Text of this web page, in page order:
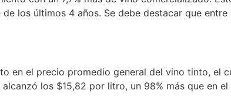
los últimos 4 años. Se debe destacar que
en el precio promedio general del vino tinto, el
los $15,82 por litro, un 98% más que en el